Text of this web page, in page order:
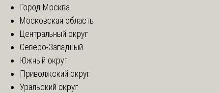
Город Москва
Московская область
Центральный округ
Северо-Западный
Южный округ
Приволжский округ
Уральский округ